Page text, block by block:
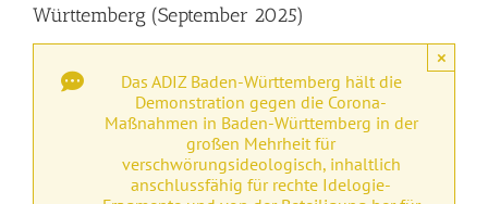
Württemberg (September 2025)
Das ADIZ Baden-Württemberg hält die
Demonstration gegen die Corona-
Maßnahmen in Baden-Württemberg in der
großen Mehrheit für
verschwörungsideologisch, inhaltlich
anschlussfähig für rechte Idelogie-
×